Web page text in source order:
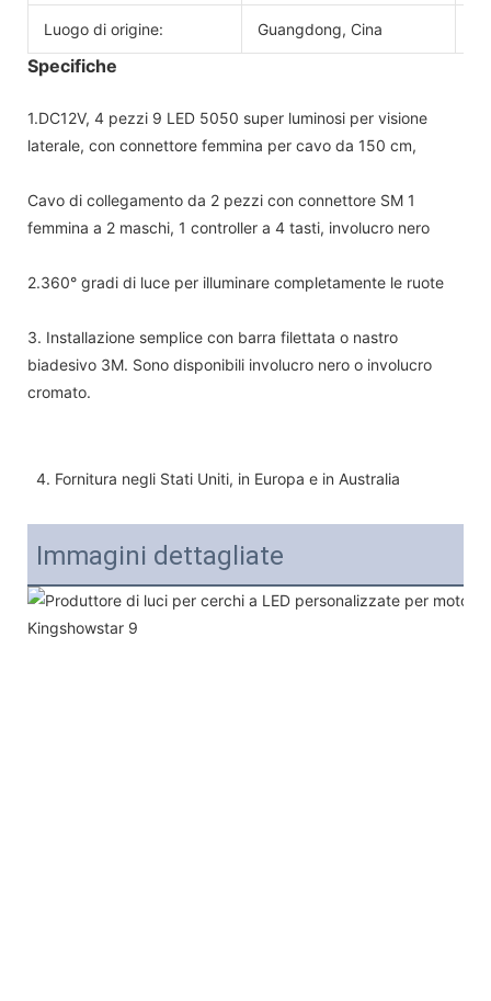
Luogo di origine: Guangdong, Cina
Specifiche
1.DC12V, 4 pezzi 9 LED 5050 super luminosi per visione
laterale, con connettore femmina per cavo da 150 cm,
Cavo di collegamento da 2 pezzi con connettore SM 1
femmina a 2 maschi, 1 controller a 4 tasti, involucro nero
2.360° gradi di luce per illuminare completamente le ruote
3. Installazione semplice con barra filettata o nastro
biadesivo 3M. Sono disponibili involucro nero o involucro
cromato.
4. Fornitura negli Stati Uniti, in Europa e in Australia
Immagini dettagliate